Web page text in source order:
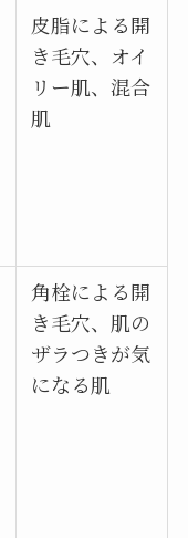
皮脂による開
き毛穴、オイ
リー肌、混合
肌
角栓による開
き毛穴、肌の
ザラつきが気
になる肌